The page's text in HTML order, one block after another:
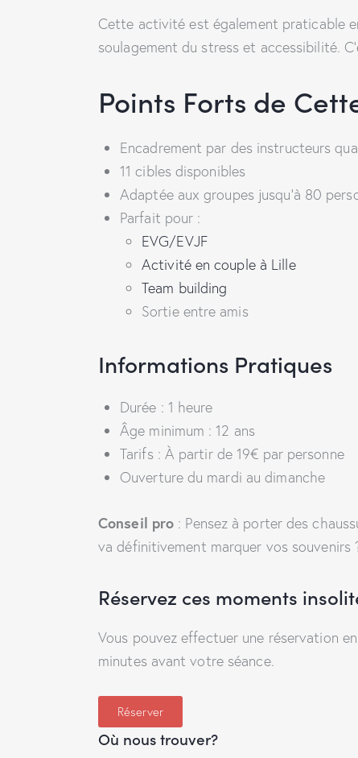
Cette activité est également praticable
soulagement du stress et accessibilité.
Points Forts de
Encadrement par des instructeurs
11 cibles disponibles
Adaptée aux groupes jusqu’à 80
Parfait pour :
EVG/EVJF
Activité en couple à Lille
Team building
Sortie entre amis
Informations Pratiques
Durée : 1 heure
Âge minimum : 12 ans
Tarifs : À partir de 19€ par personne
Ouverture du mardi au dimanche
Conseil pro : Pensez à porter des
va définitivement marquer vos souvenirs
Réservez ces moments
Vous pouvez effectuer une réservation
minutes avant votre séance.
Réserver
Où nous trouver?